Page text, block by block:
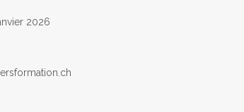
2026